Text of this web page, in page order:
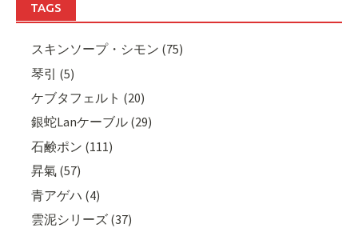
TAGS
スキンソープ・シモン (75)
琴引 (5)
ケブタフェルト (20)
銀蛇Lanケーブル (29)
石鹸ポン (111)
昇氣 (57)
青アゲハ (4)
雲泥シリーズ (37)